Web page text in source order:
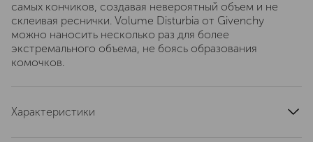
самых кончиков, создавая невероятный объем и не
склеивая реснички. Volume Disturbia от Givenchy
можно наносить несколько раз для более
экстремального объема, не боясь образования
комочков.
Характеристики